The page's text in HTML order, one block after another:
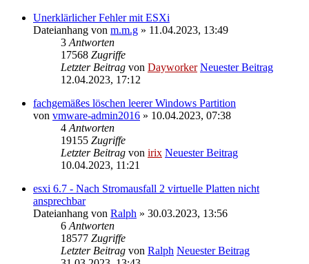
Unerklärlicher Fehler mit ESXi
Dateianhang von m.m.g » 11.04.2023, 13:49
3 Antworten
17568 Zugriffe
Letzter Beitrag von Dayworker Neuester Beitrag
12.04.2023, 17:12
fachgemäßes löschen leerer Windows Partition
von vmware-admin2016 » 10.04.2023, 07:38
4 Antworten
19155 Zugriffe
Letzter Beitrag von irix Neuester Beitrag
10.04.2023, 11:21
esxi 6.7 - Nach Stromausfall 2 virtuelle Platten nicht
ansprechbar
Dateianhang von Ralph » 30.03.2023, 13:56
6 Antworten
18577 Zugriffe
Letzter Beitrag von Ralph Neuester Beitrag